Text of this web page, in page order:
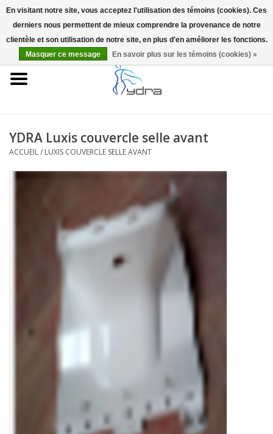
EUR
Accueil
YDRA Luxis couvercle selle avant
ACCUEIL/ LUXIS COUVERCLE SELLE AVANT
En visitant notre site, vous acceptez l'utilisation des témoins (cookies). Ces
derniers nous permettent de mieux comprendre la provenance de notre
clientèle et son utilisation de notre site, en plus d'en améliorer les fonctions.
Masquer ce message
En savoir plus sur les témoins (cookies) »